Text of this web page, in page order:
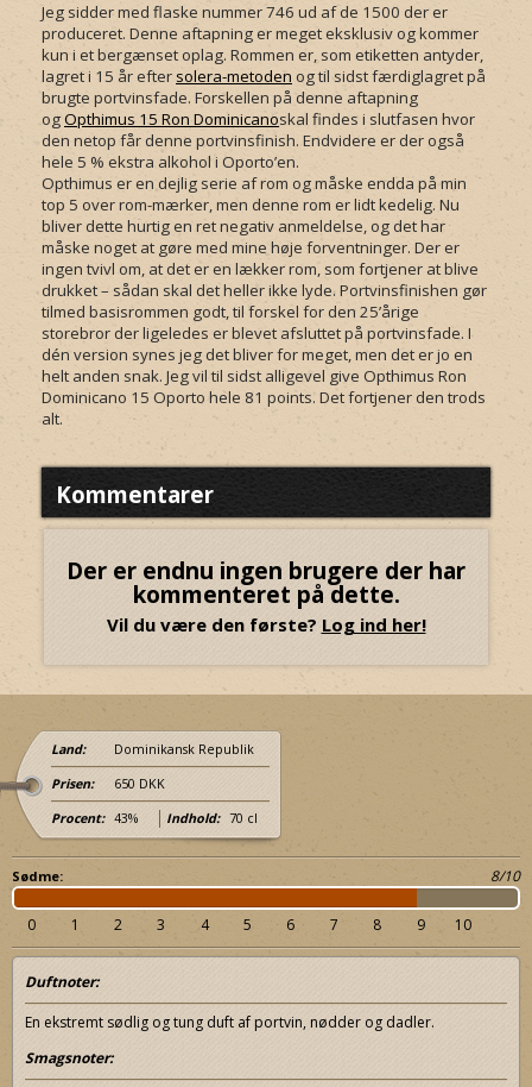
Jeg sidder med flaske nummer 746 ud af de 1500 der er
produceret. Denne aftapning er meget eksklusiv og kommer
kun i et bergænset oplag. Rommen er, som etiketten antyder,
lagret i 15 år efter solera-metoden og til sidst færdiglagret på
brugte portvinsfade. Forskellen på denne aftapning
ogOpthimus 15 Ron Dominicanoskal findes i slutfasen hvor
den netop får denne portvinsfinish. Endvidere er der også
hele 5 % ekstra alkohol i Oporto’en.
Opthimus er en dejlig serie af rom og måske endda på min
top 5 over rom-mærker, men denne rom er lidt kedelig. Nu
bliver dette hurtig en ret negativ anmeldelse, og det har
måske noget at gøre med mine høje forventninger. Der er
ingen tvivl om, at det er en lækker rom, som fortjener at blive
drukket – sådan skal det heller ikke lyde. Portvinsfinishen gør
tilmed basisrommen godt, til forskel for den 25’årige
storebror der ligeledes er blevet afsluttet på portvinsfade. I
dén version synes jeg det bliver for meget, men det er jo en
helt anden snak. Jeg vil til sidst alligevel give Opthimus Ron
Dominicano 15 Oporto hele 81 points. Det fortjener den trods
alt.
Kommentarer
Der er endnu ingen brugere der har
kommenteret på dette.
Vil du være den første? Log ind her!
Land: Dominikansk Republik
Prisen: 650 DKK
Procent: 43% Indhold: 70 cl
Sødme: 8/10
0 1 2 3 4 5 6 7 8 9 10
Duftnoter:
En ekstremt sødlig og tung duft af portvin, nødder og dadler.
Smagsnoter: